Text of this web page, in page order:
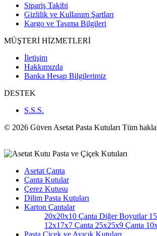
Sipariş Takibi
Gizlilik ve Kullanım Şartları
Kargo ve Taşıma Bilgileri
MÜŞTERİ HİZMETLERİ
İletişim
Hakkımızda
Banka Hesap Bilgilerimiz
DESTEK
S.S.S.
© 2026 Güven Asetat Pasta Kutuları Tüm
Asetat Çanta
Çanta Kutular
Çerez Kutusu
Dilim Pasta Kutuları
Karton Çantalar
20x20x10 Çanta Diğer Boyutlar
12x17x7 Çanta 25x25x9 Çanta
Pasta Çiçek ve Ayıcık Kutuları